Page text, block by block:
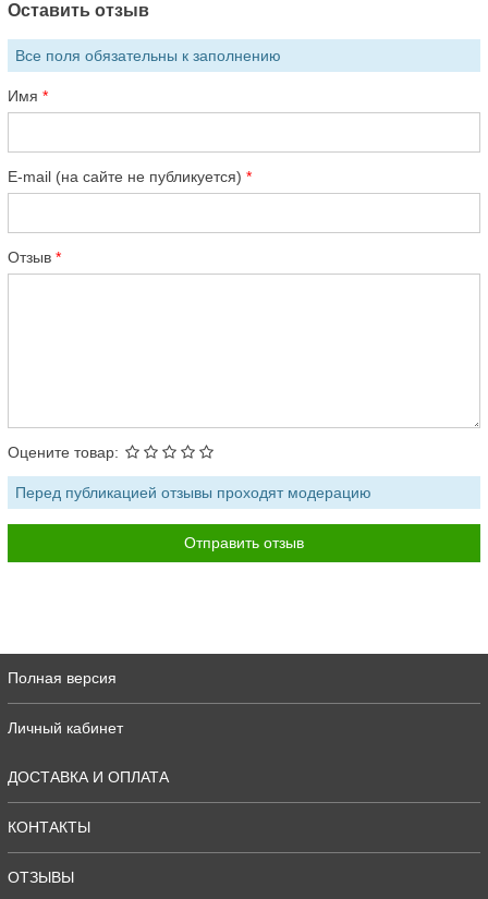
Оставить отзыв
Все поля обязательны к заполнению
Имя
E-mail (на сайте не публикуется)
Отзыв
Оцените товар:
Перед публикацией отзывы проходят модерацию
Полная версия
Личный кабинет
ДОСТАВКА И ОПЛАТА
КОНТАКТЫ
ОТЗЫВЫ